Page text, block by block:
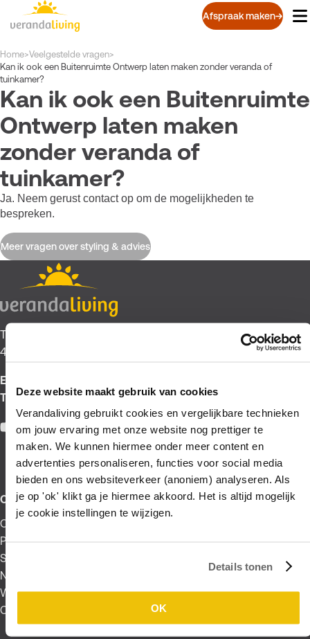
Deze website maakt gebruik van cookies
Verandaliving gebruikt cookies en vergelijkbare technieken
om jouw ervaring met onze website nog prettiger te
maken. We kunnen hiermee onder meer content en
advertenties personaliseren, functies voor social media
bieden en ons websiteverkeer (anoniem) analyseren. Als
je op 'ok' klikt ga je hiermee akkoord. Het is altijd mogelijk
je cookie instellingen te wijzigen.
Details tonen
OK
Overslaan
en
de
inhoud
gaan
Afspraak maken
Kruimelpad
Home>Veelgestelde vragen>
Kan ik ook een Buitenruimte Ontwerp laten maken zonder veranda of
tuinkamer?
Kan ik ook een Buitenruimte
Ontwerp laten maken
zonder veranda of
tuinkamer?
Ja. Neem gerust contact op om de mogelijkheden te
bespreken.
Meer vragen over styling & advies
Tienhovenseweg 43
4121 KT Everdingen
E:
T:
0347 345 611
YouTube
Facebook
Pinterest
Instagram
Over verandaliving
Over ons
Producten
Showtuin
Nieuws
Werken bij
Contact